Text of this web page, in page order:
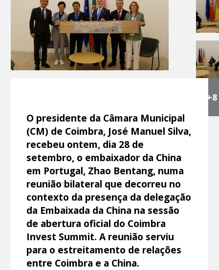
+8
O presidente da Câmara Municipal
(CM) de Coimbra, José Manuel Silva,
recebeu ontem, dia 28 de
setembro, o embaixador da China
em Portugal, Zhao Bentang, numa
reunião bilateral que decorreu no
contexto da presença da delegação
da Embaixada da China na sessão
de abertura oficial do Coimbra
Invest Summit. A reunião serviu
para o estreitamento de relações
entre Coimbra e a China.